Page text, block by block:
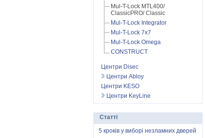
Mul-T-Lock MTL400/
ClassicPRO/ Classic
Mul-T-Lock Integrator
Mul-T-Lock 7x7
Mul-T-Lock Omega
CONSTRUCT
Центри Disec
Центри Abloy
Центри KESO
Центри KeyLine
Статті
5 кроків у виборі незламних дверей